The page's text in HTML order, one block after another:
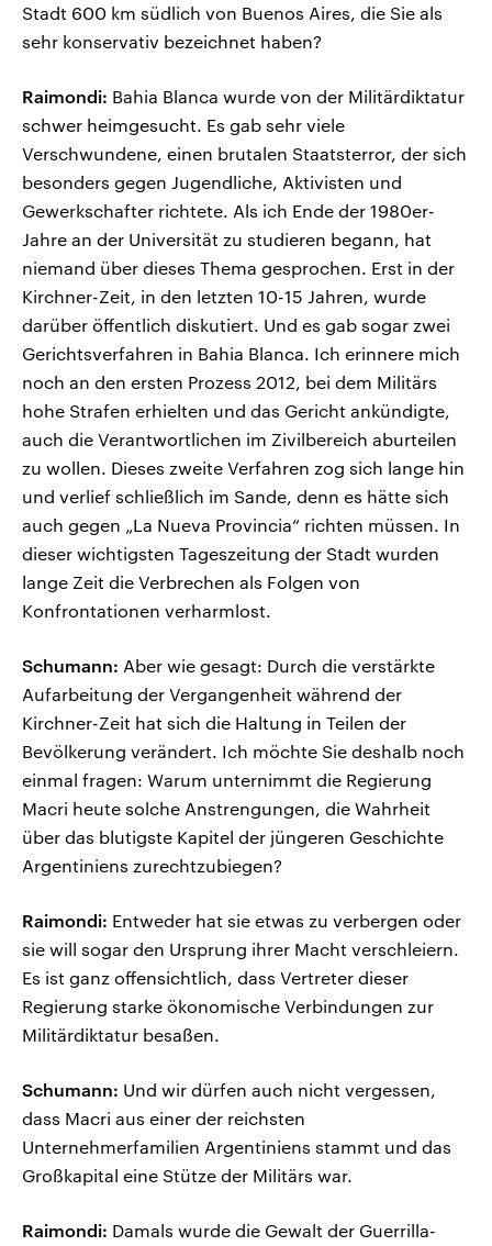
Stadt 600 km südlich von Buenos Aires, die Sie als
sehr konservativ bezeichnet haben?
Raimondi: Bahia Blanca wurde von der Militärdiktatur
schwer heimgesucht. Es gab sehr viele
Verschwundene, einen brutalen Staatsterror, der sich
besonders gegen Jugendliche, Aktivisten und
Gewerkschafter richtete. Als ich Ende der 1980er-
Jahre an der Universität zu studieren begann, hat
niemand über dieses Thema gesprochen. Erst in der
Kirchner-Zeit, in den letzten 10-15 Jahren, wurde
darüber öffentlich diskutiert. Und es gab sogar zwei
Gerichtsverfahren in Bahia Blanca. Ich erinnere mich
noch an den ersten Prozess 2012, bei dem Militärs
hohe Strafen erhielten und das Gericht ankündigte,
auch die Verantwortlichen im Zivilbereich aburteilen
zu wollen. Dieses zweite Verfahren zog sich lange hin
und verlief schließlich im Sande, denn es hätte sich
auch gegen „La Nueva Provincia“ richten müssen. In
dieser wichtigsten Tageszeitung der Stadt wurden
lange Zeit die Verbrechen als Folgen von
Konfrontationen verharmlost.
Schumann: Aber wie gesagt: Durch die verstärkte
Aufarbeitung der Vergangenheit während der
Kirchner-Zeit hat sich die Haltung in Teilen der
Bevölkerung verändert. Ich möchte Sie deshalb noch
einmal fragen: Warum unternimmt die Regierung
Macri heute solche Anstrengungen, die Wahrheit
über das blutigste Kapitel der jüngeren Geschichte
Argentiniens zurechtzubiegen?
Raimondi: Entweder hat sie etwas zu verbergen oder
sie will sogar den Ursprung ihrer Macht verschleiern.
Es ist ganz offensichtlich, dass Vertreter dieser
Regierung starke ökonomische Verbindungen zur
Militärdiktatur besaßen.
Schumann: Und wir dürfen auch nicht vergessen,
dass Macri aus einer der reichsten
Unternehmerfamilien Argentiniens stammt und das
Großkapital eine Stütze der Militärs war.
Raimondi: Damals wurde die Gewalt der Guerrilla-